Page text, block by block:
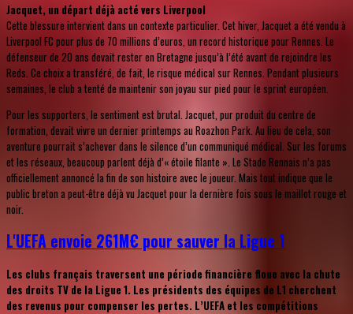
Jacquet, un départ déjà acté vers Liverpool
Cette blessure intervient dans un contexte particulier. Cet hiver, Jacquet a été vendu à
Liverpool FC pour plus de 70 millions d’euros, un record historique pour Rennes. Le
défenseur de 20 ans devait rester en Bretagne jusqu’à l’été avant de rejoindre les
Reds. Ce choix a transféré, de fait, le risque médical sur Rennes. Pendant plusieurs
semaines, le club a tenté de maintenir son joyau sur pied pour le sprint européen.
Pour les supporters, le sentiment est brutal. Jacquet, pur produit du centre de
formation, devait vivre un dernier printemps au Roazhon Park. Au lieu de cela, son
aventure pourrait s’achever dans le silence d’un communiqué médical. Sur les forums
et les réseaux, beaucoup parlent déjà d’« étoile filante ». Le Stade Rennais n’a pas
officiellement annoncé la fin de son histoire avec le joueur. Mais tout indique que le
public breton a peut-être déjà vu Jacquet pour la dernière fois sous le maillot rouge et
noir.
L'UEFA envoie 261M€ pour sauver la Ligue 1
Les clubs français traversent une période financière floue avec la chute
des droits TV de la Ligue 1. Les présidents des équipes de L1 cherchent
des revenus pour compenser les pertes. L’UEFA et les compétitions